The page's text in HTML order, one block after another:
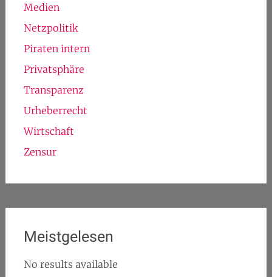
Medien
Netzpolitik
Piraten intern
Privatsphäre
Transparenz
Urheberrecht
Wirtschaft
Zensur
Meistgelesen
No results available